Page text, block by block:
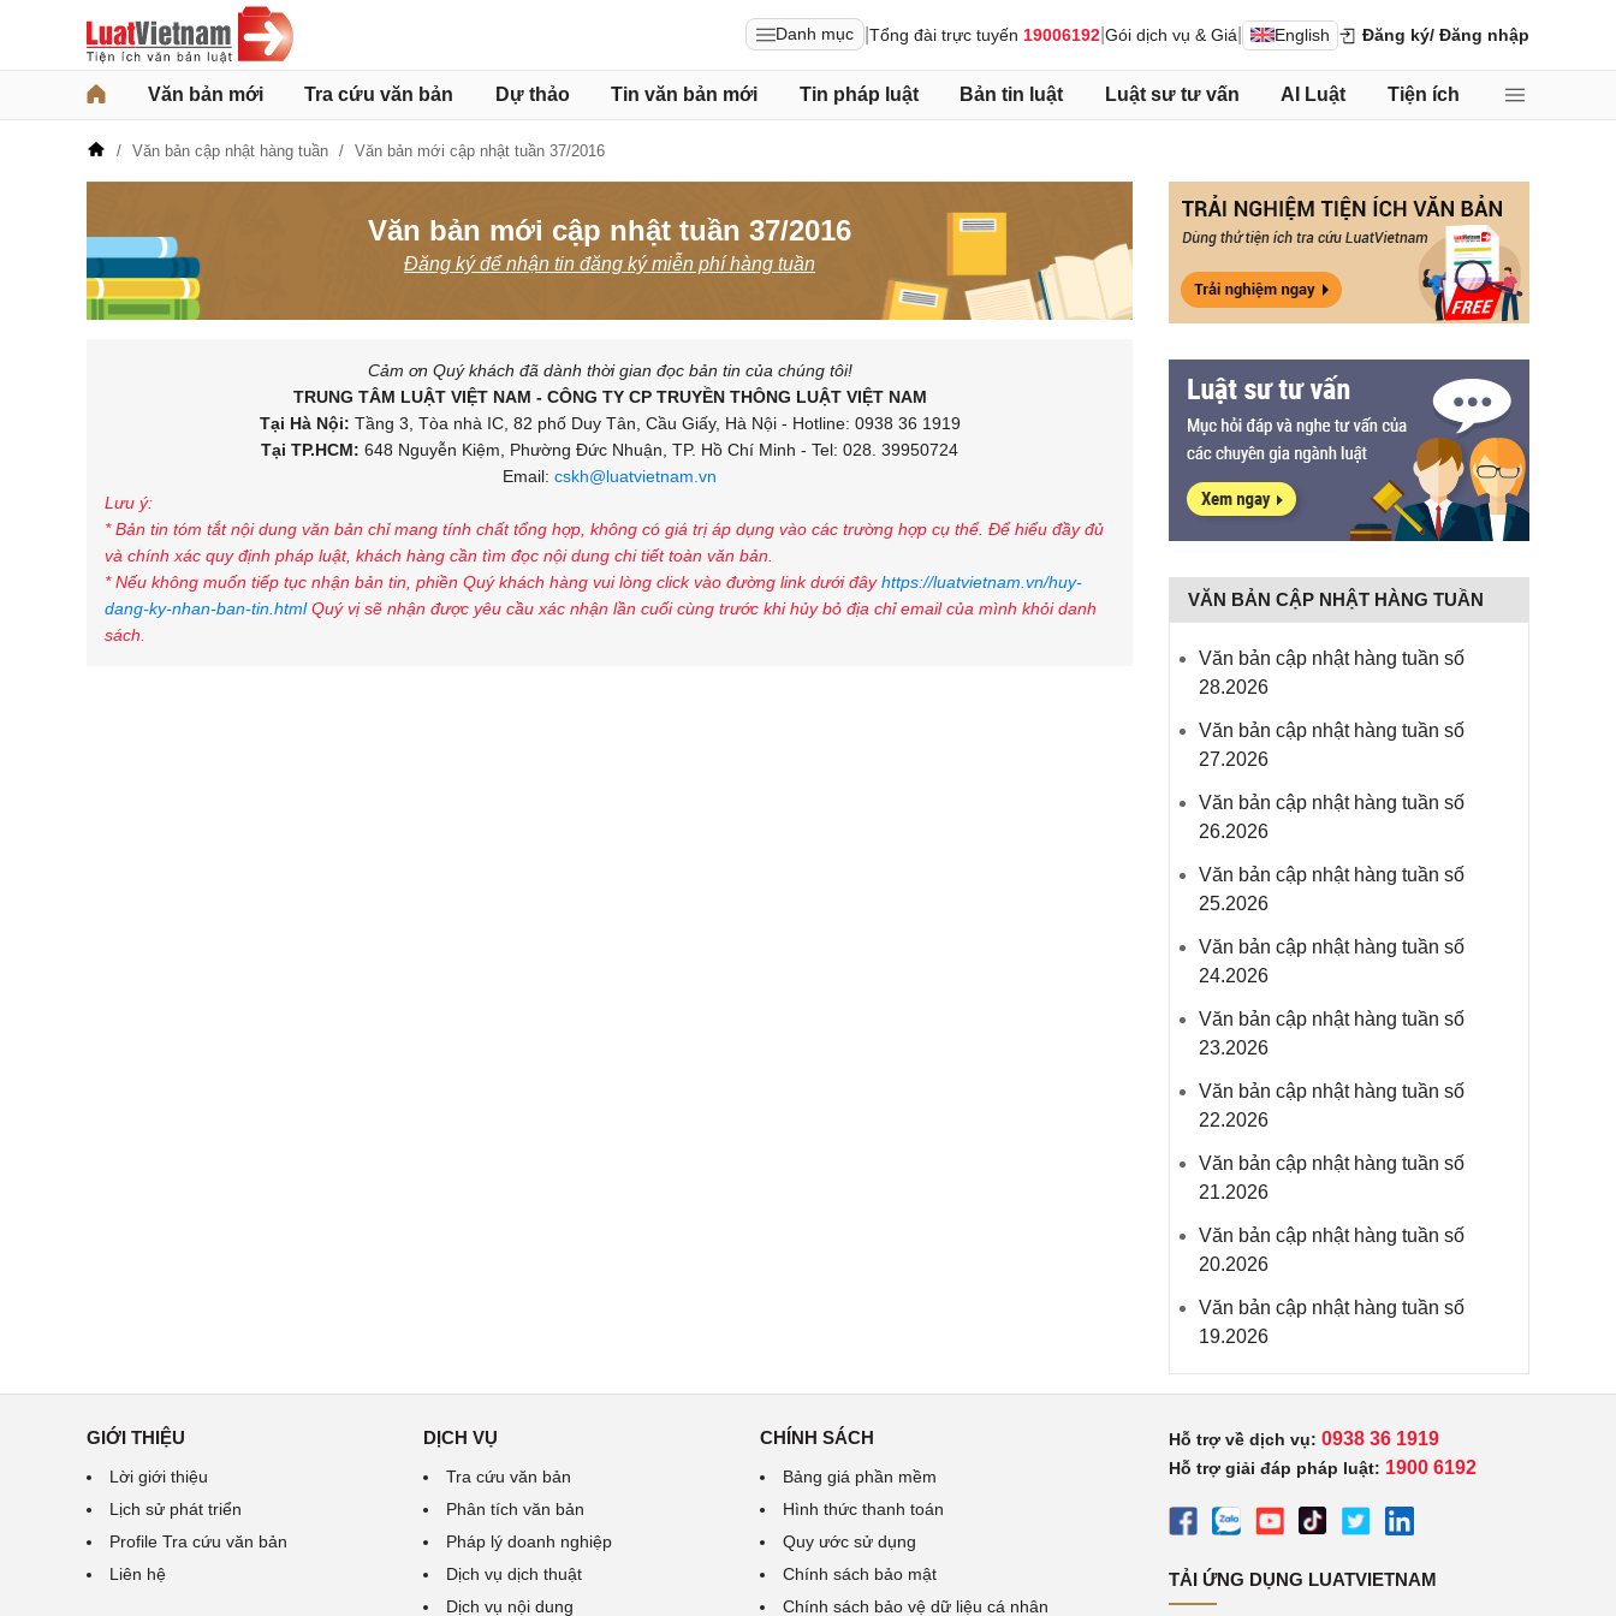
Danh mục Tổng đài trực tuyến 19006192 Gói dịch vụ & Giá English Đăng ký/ Đăng nhập
Văn bản mới Tra cứu văn bản Dự thảo Tin văn bản mới Tin pháp luật Bản tin luật Luật sư tư vấn AI Luật Tiện ích
Văn bản cập nhật hàng tuần Văn bản mới cập nhật tuần 37/2016
Văn bản mới cập nhật tuần 37/2016
Đăng ký để nhận tin đăng ký miễn phí hàng tuần
Cảm ơn Quý khách đã dành thời gian đọc bản tin của chúng tôi!
TRUNG TÂM LUẬT VIỆT NAM - CÔNG TY CP TRUYỀN THÔNG LUẬT VIỆT NAM
Tại Hà Nội: Tầng 3, Tòa nhà IC, 82 phố Duy Tân, Cầu Giấy, Hà Nội - Hotline: 0938 36 1919
Tại TP.HCM: 648 Nguyễn Kiệm, Phường Đức Nhuận, TP. Hồ Chí Minh - Tel: 028. 39950724
Email: cskh@luatvietnam.vn
Lưu ý:
* Bản tin tóm tắt nội dung văn bản chỉ mang tính chất tổng hợp, không có giá trị áp dụng vào các trường hợp cụ thể. Để hiểu đầy đủ
và chính xác quy định pháp luật, khách hàng cần tìm đọc nội dung chi tiết toàn văn bản.
* Nếu không muốn tiếp tục nhận bản tin, phiền Quý khách hàng vui lòng click vào đường link dưới đâyhttps://luatvietnam.vn/huy-
dang-ky-nhan-ban-tin.htmlQuý vị sẽ nhận được yêu cầu xác nhận lần cuối cùng trước khi hủy bỏ địa chỉ email của mình khỏi danh
sách.
VĂN BẢN CẬP NHẬT HÀNG TUẦN
Văn bản cập nhật hàng tuần số
28.2026
Văn bản cập nhật hàng tuần số
27.2026
Văn bản cập nhật hàng tuần số
26.2026
Văn bản cập nhật hàng tuần số
25.2026
Văn bản cập nhật hàng tuần số
24.2026
Văn bản cập nhật hàng tuần số
23.2026
Văn bản cập nhật hàng tuần số
22.2026
Văn bản cập nhật hàng tuần số
21.2026
Văn bản cập nhật hàng tuần số
20.2026
Văn bản cập nhật hàng tuần số
19.2026
GIỚI THIỆU
Lời giới thiệu
Lịch sử phát triển
Profile Tra cứu văn bản
Liên hệ
DỊCH VỤ
Tra cứu văn bản
Phân tích văn bản
Pháp lý doanh nghiệp
Dịch vụ dịch thuật
Dịch vụ nội dung
CHÍNH SÁCH
Bảng giá phần mềm
Hình thức thanh toán
Quy ước sử dụng
Chính sách bảo mật
Chính sách bảo vệ dữ liệu cá nhân
Hỗ trợ về dịch vụ: 0938 36 1919
Hỗ trợ giải đáp pháp luật: 1900 6192
TẢI ỨNG DỤNG LUATVIETNAM